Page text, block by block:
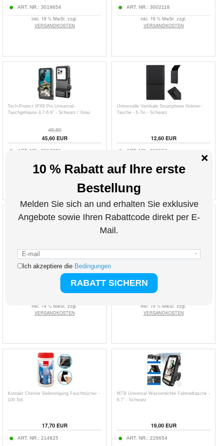
ART. NR.: 3019654
inkl. 19 % MwSt. zzgl.
VERSANDKOSTEN
ART. NR.: 3002118
inkl. 19 % MwSt. zzgl.
VERSANDKOSTEN
Tech-Protect IPX8 Pro Universal-
Tauchgehäuse 4.7-6.9" - Schwarz / Grau
45,80
45,60EUR
ART. NR.: 3017286
VERSANDKOSTEN
Universelle Vertikale Smartphone Holster-
Tasche - 6.7in - Schwarz
12,60EUR
ART. NR.: 202550
VERSANDKOSTEN
Wasserdichte, schwimmfähige Handyhülle
nach IPX8 mit zwei Staufächern - 7.5" - Rosa
inkl. 19 % MwSt. zzgl.
VERSANDKOSTEN
FA-007 Tragbarer Bildschirmreiniger
ART. NR.:3003132-VAR
inkl. 19 % MwSt. zzgl.
VERSANDKOSTEN
Kontakt Chemie Siebreinigung Feuchttücher -
100 Stk.
17,70EUR
ART. NR.: 214625
MTB Universal Wasserdichte Fahrradtasche -
6.7" - Schwarz
19,00EUR
ART. NR.: 226654